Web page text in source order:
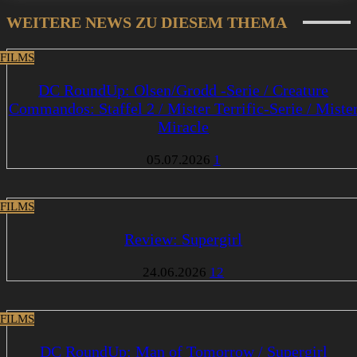
WEITERE NEWS ZU DIESEM THEMA
DC RoundUp: Olsen/Grodd -Serie / Creature
Commandos: Staffel 2 / Mister Terrific-Serie /
Miracle
05.07.2026 1
Review: Supergirl
24.06.2026 12
DC RoundUp: Man of Tomorrow / Supergirl